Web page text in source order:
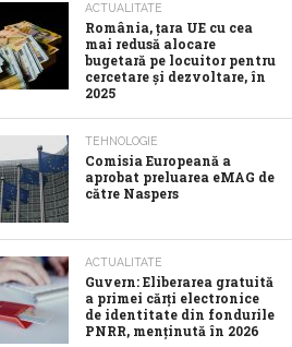
ACTUALITATE
România, țara UE cu cea
mai redusă alocare
bugetară pe locuitor pentru
cercetare și dezvoltare, în
2025
TEHNOLOGIE
Comisia Europeană a
aprobat preluarea eMAG de
către Naspers
ACTUALITATE
Guvern: Eliberarea gratuită
a primei cărți electronice
de identitate din fondurile
PNRR, menținută în 2026